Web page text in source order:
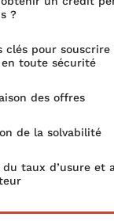
?
clés pour
en toute sécurité
des offres
de la solvabilité
du taux d’usure et